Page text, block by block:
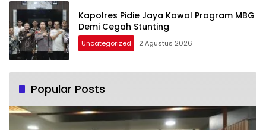
Kapolres Pidie Jaya Kawal Program MBG
Demi Cegah Stunting
Uncategorized 2 Agustus 2026
Popular Posts